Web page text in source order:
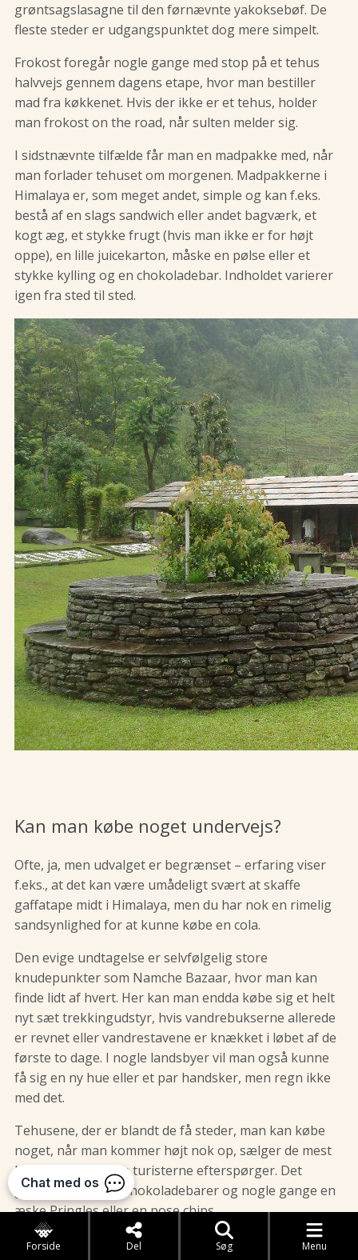
Forside Del Søg Menu
grøntsagslasagne til den førnævnte yakoksebøf. De
fleste steder er udgangspunktet dog mere simpelt.
Frokost foregår nogle gange med stop på et tehus
halvvejs gennem dagens etape, hvor man bestiller
mad fra køkkenet. Hvis der ikke er et tehus, holder
man frokost on the road, når sulten melder sig.
I sidstnævnte tilfælde får man en madpakke med, når
man forlader tehuset om morgenen. Madpakkerne i
Himalaya er, som meget andet, simple og kan f.eks.
bestå af en slags sandwich eller andet bagværk, et
kogt æg, et stykke frugt (hvis man ikke er for højt
oppe), en lille juicekarton, måske en pølse eller et
stykke kylling og en chokoladebar. Indholdet varierer
igen fra sted til sted.
Kan man købe noget undervejs?
Ofte, ja, men udvalget er begrænset – erfaring viser
f.eks., at det kan være umådeligt svært at skaffe
gaffatape midt i Himalaya, men du har nok en rimelig
sandsynlighed for at kunne købe en cola.
Den evige undtagelse er selvfølgelig store
knudepunkter som Namche Bazaar, hvor man kan
finde lidt af hvert. Her kan man endda købe sig et helt
nyt sæt trekkingudstyr, hvis vandrebukserne allerede
er revnet eller vandrestavene er knækket i løbet af de
første to dage. I nogle landsbyer vil man også kunne
få sig en ny hue eller et par handsker, men regn ikke
med det.
Tehusene, der er blandt de få steder, man kan købe
noget, når man kommer højt nok op, sælger de mest
basale snacks, som turisterne efterspørger. Det
gælder sodavand, chokoladebarer og nogle gange en
æske Pringles eller en pose chips.
Mange af de lidt større landsbyer har dog nogle små